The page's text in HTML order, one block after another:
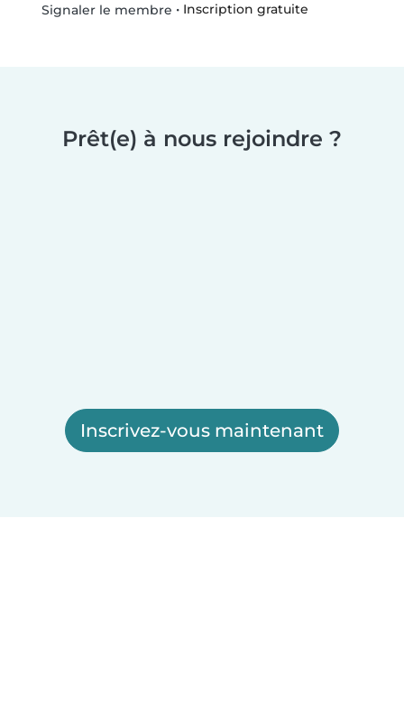
Signaler le membre • Inscription gratuite
Prêt(e) à nous rejoindre ?
Inscrivez-vous maintenant